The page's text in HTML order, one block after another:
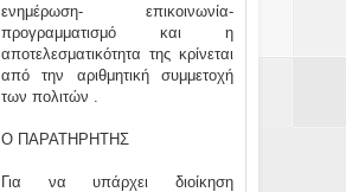
ενημέρωση- επικοινωνία-
προγραμματισμό και η
αποτελεσματικότητα της κρίνεται
από την αριθμητική συμμετοχή
των πολιτών .
Ο ΠΑΡΑΤΗΡΗΤΗΣ
Για να υπάρχει διοίκηση